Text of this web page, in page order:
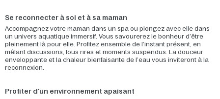
Se reconnecter à soi et à sa maman
Accompagnez votre maman dans un spa ou plongez avec elle dans
un univers aquatique immersif. Vous savourerez le bonheur d’être
pleinement là pour elle. Profitez ensemble de l’instant présent, en
mêlant discussions, fous rires et moments suspendus. La douceur
enveloppante et la chaleur bienfaisante de l’eau vous inviteront à la
reconnexion.
Profiter d'un environnement apaisant